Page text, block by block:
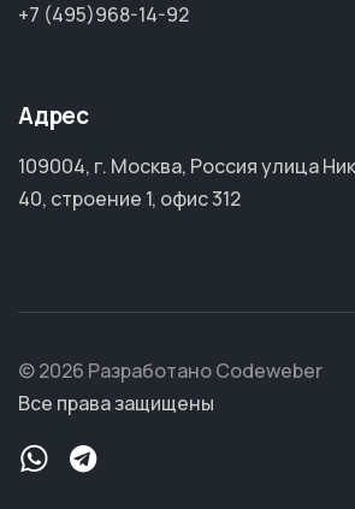
+7 (495)968-14-92
Адрес
109004, г. Москва, Россия улица
40, строение 1, офис 312
© 2026 Разработано Codeweber
Все права защищены